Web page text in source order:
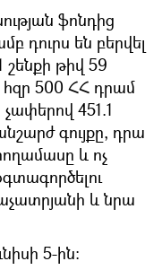
ֆոնդից
դուրս են բերվել
թիվ 59
հզր 500 ՀՀ դրամ
451.1
գույքը, դրա
և ոչ
և նրա
5-ին։